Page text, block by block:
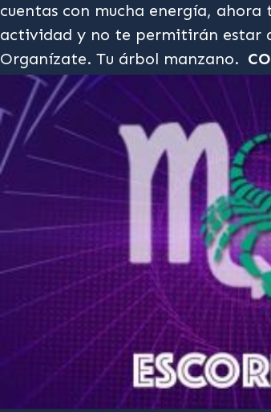
cuentas con mucha energía,
actividad y no te permitirán estar
Organízate. Tu árbol manzano.